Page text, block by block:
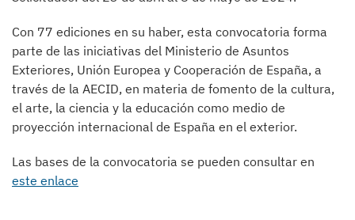
Con 77 ediciones en su haber, esta convocatoria forma
parte de las iniciativas del Ministerio de Asuntos
Exteriores, Unión Europea y Cooperación de España, a
través de la AECID, en materia de fomento de la cultura,
el arte, la ciencia y la educación como medio de
proyección internacional de España en el exterior.
Las bases de la convocatoria se pueden consultar en
este enlace